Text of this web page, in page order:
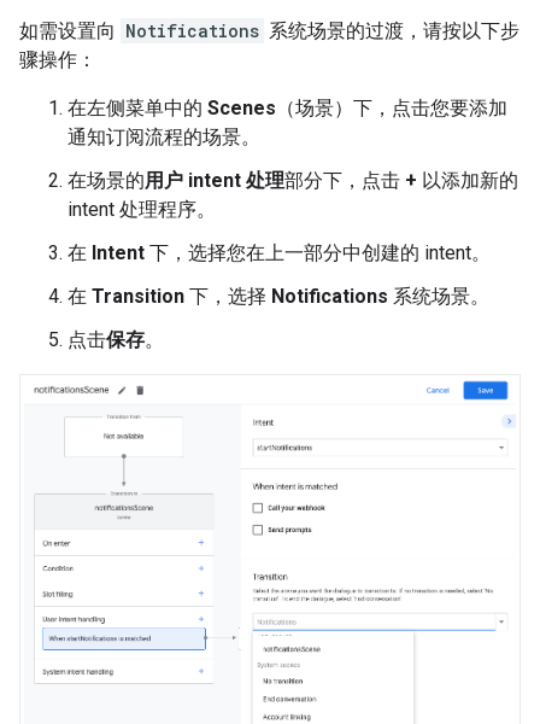
如需设置向 Notifications 系统场景的过渡，请按以下步
骤操作：
在左侧菜单中的 Scenes （场景）下，点击您要添加
通知订阅流程的场景。
在场景的用户 intent 处理部分下，点击 + 以添加新的
intent 处理程序。
在 Intent 下，选择您在上一部分中创建的 intent。
在 Transition 下，选择 Notifications 系统场景。
点击保存。